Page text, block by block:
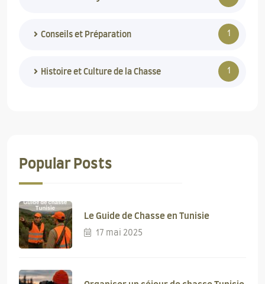
Conseils et Préparation 1
Histoire et Culture de la Chasse 1
Popular Posts
Le Guide de Chasse en Tunisie
17 mai 2025